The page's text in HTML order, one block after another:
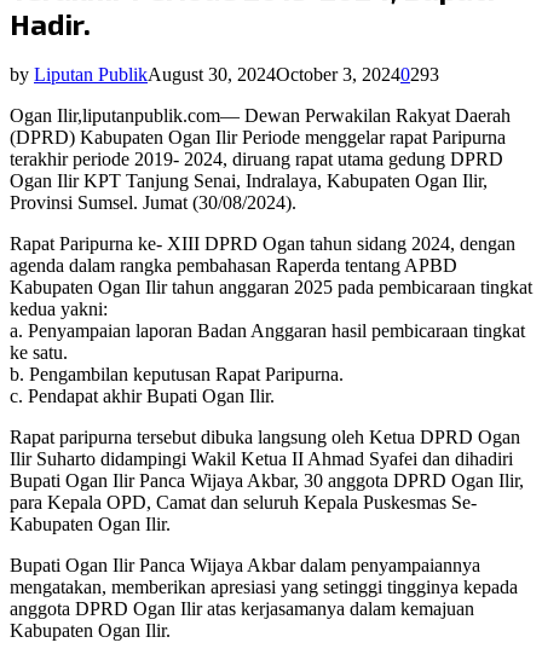
Hadir.
by Liputan PublikAugust 30, 2024October 3, 20240293
Ogan Ilir,liputanpublik.com— Dewan Perwakilan Rakyat Daerah
(DPRD) Kabupaten Ogan Ilir Periode menggelar rapat Paripurna
terakhir periode 2019- 2024, diruang rapat utama gedung DPRD
Ogan Ilir KPT Tanjung Senai, Indralaya, Kabupaten Ogan Ilir,
Provinsi Sumsel. Jumat (30/08/2024).
Rapat Paripurna ke- XIII DPRD Ogan tahun sidang 2024, dengan
agenda dalam rangka pembahasan Raperda tentang APBD
Kabupaten Ogan Ilir tahun anggaran 2025 pada pembicaraan tingkat
kedua yakni:
a. Penyampaian laporan Badan Anggaran hasil pembicaraan tingkat
ke satu.
b. Pengambilan keputusan Rapat Paripurna.
c. Pendapat akhir Bupati Ogan Ilir.
Rapat paripurna tersebut dibuka langsung oleh Ketua DPRD Ogan
Ilir Suharto didampingi Wakil Ketua II Ahmad Syafei dan dihadiri
Bupati Ogan Ilir Panca Wijaya Akbar, 30 anggota DPRD Ogan Ilir,
para Kepala OPD, Camat dan seluruh Kepala Puskesmas Se-
Kabupaten Ogan Ilir.
Bupati Ogan Ilir Panca Wijaya Akbar dalam penyampaiannya
mengatakan, memberikan apresiasi yang setinggi tingginya kepada
anggota DPRD Ogan Ilir atas kerjasamanya dalam kemajuan
Kabupaten Ogan Ilir.